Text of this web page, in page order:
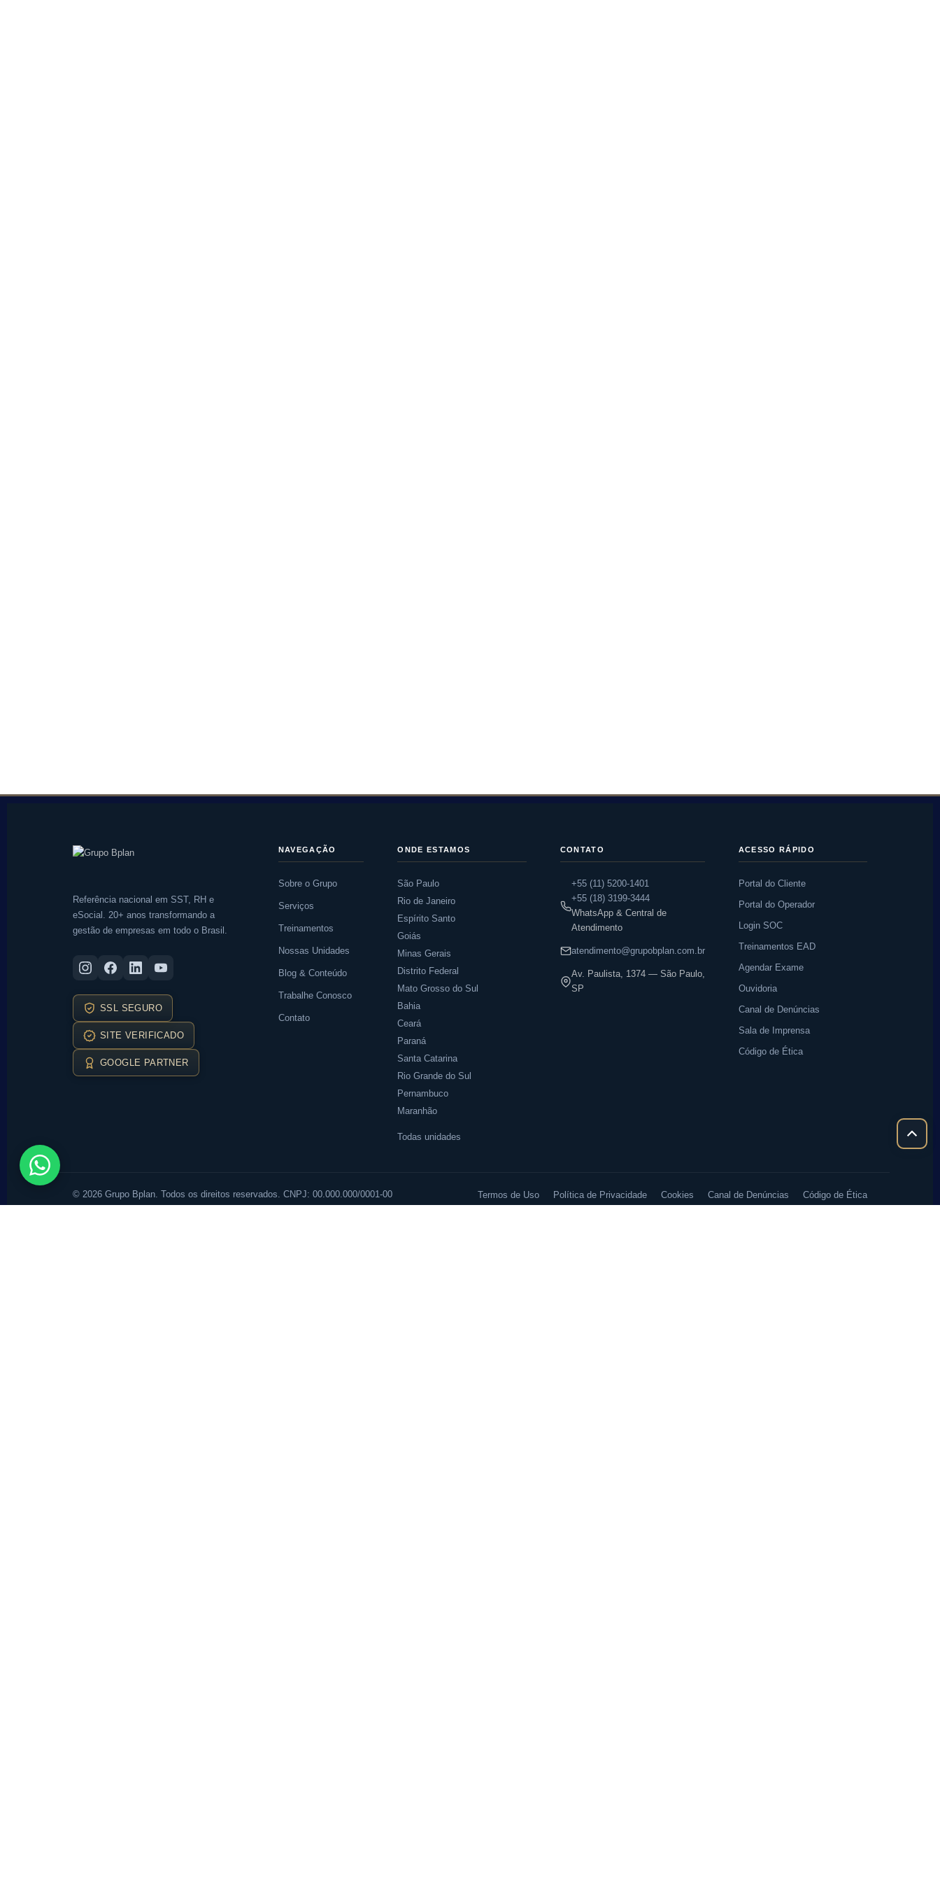
Referência nacional em SST, RH e
eSocial. 20+ anos transformando a
gestão de empresas em todo o Brasil.
SSL SEGURO
SITE VERIFICADO
GOOGLE PARTNER
NAVEGAÇÃO
Sobre o Grupo
Serviços
Treinamentos
Nossas Unidades
Blog & Conteúdo
Trabalhe Conosco
Contato
ONDE ESTAMOS
São Paulo
Rio de Janeiro
Espírito Santo
Goiás
Minas Gerais
Distrito Federal
Mato Grosso do Sul
Bahia
Ceará
Paraná
Santa Catarina
Rio Grande do Sul
Pernambuco
Maranhão
Todas unidades
CONTATO
+55 (11) 5200-1401
+55 (18) 3199-3444
WhatsApp & Central de
Atendimento
atendimento@grupobplan.com.br
Av. Paulista, 1374 — São Paulo,
SP
ACESSO RÁPIDO
Portal do Cliente
Portal do Operador
Login SOC
Treinamentos EAD
Agendar Exame
Ouvidoria
Canal de Denúncias
Sala de Imprensa
Código de Ética
© 2026 Grupo Bplan. Todos os direitos reservados. CNPJ: 00.000.000/0001-00 Termos de Uso Política de Privacidade Cookies Canal de Denúncias Código de Ética
Rolar
para